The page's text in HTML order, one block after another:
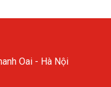
Oai - Hà Nội